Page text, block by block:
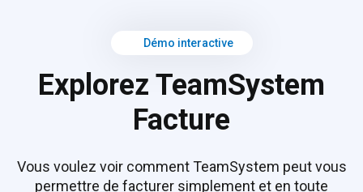
Démo interactive
Explorez TeamSystem
Facture
Vous voulez voir comment TeamSystem peut vous
permettre de facturer simplement et en toute